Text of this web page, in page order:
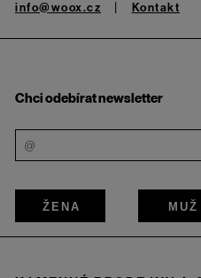
info@woox.cz Kontakt
Chci odebírat newsletter
ŽENA MUŽ